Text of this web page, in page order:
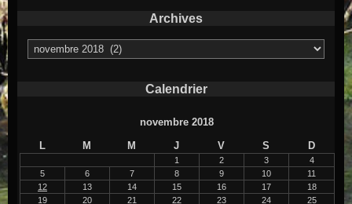
Archives
Archives
Calendrier
novembre 2018
L
M M J V S D
1 2 3
4
5
6 7 8 9 10
11
12
13 14 15 16 17
18
19
20 21 22 23 24
25